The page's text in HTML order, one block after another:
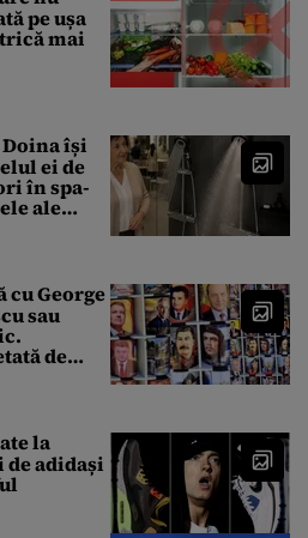
pe ușa
mai
Doina își
ei de
în spa-
ale
cu George
sau
de
și Stalin
la
adidași